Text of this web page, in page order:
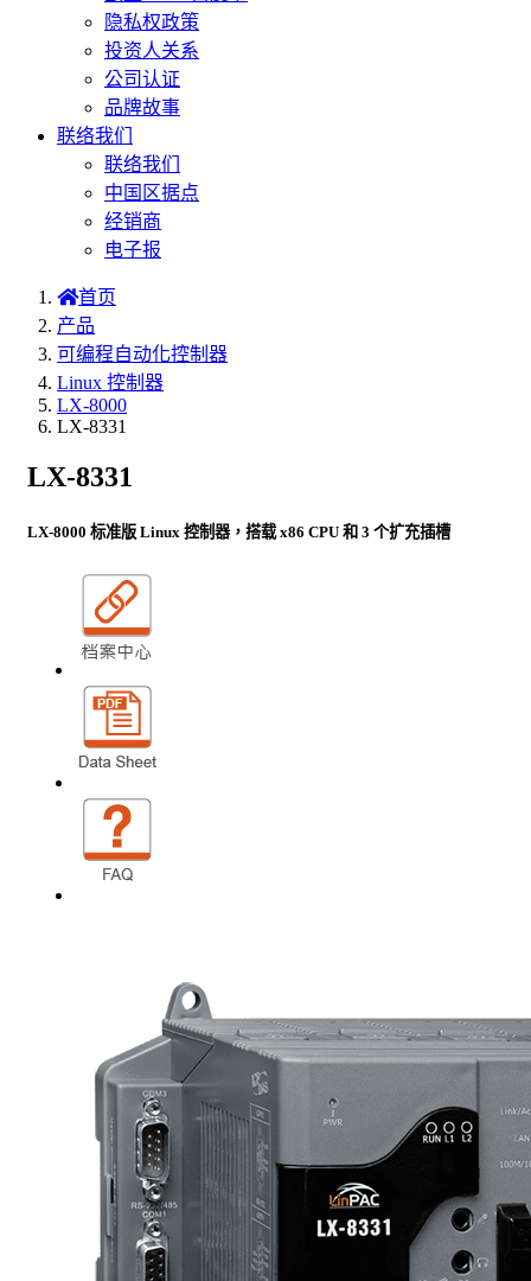
隐私权政策
投资人关系
公司认证
品牌故事
联络我们
联络我们
中国区据点
经销商
电子报
首页
产品
可编程自动化控制器
Linux 控制器
LX-8000
LX-8331
LX-8331
LX-8000 标准版 Linux 控制器，搭载 x86 CPU 和 3 个扩充插槽